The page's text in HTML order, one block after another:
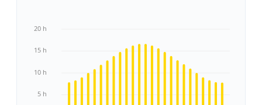
5 h
10 h
15 h
20 h